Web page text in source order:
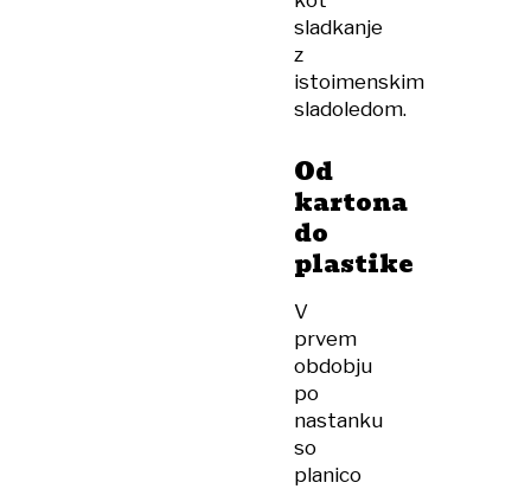
sladkanje
z
istoimenskim
sladoledom.
Od
kartona
do
plastike
V
prvem
obdobju
po
nastanku
so
planico